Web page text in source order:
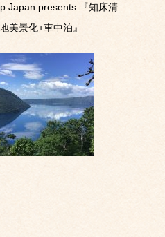
Japan presents
『知床清
美景化+車中泊』